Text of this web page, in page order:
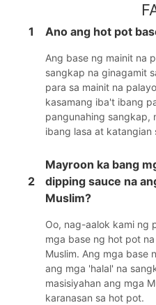
1 Ano ang hot pot
Ang base ng mainit na
sangkap na ginagamit
para sa mainit na
kasamang iba't ibang
pangunahing sangkap,
ibang lasa at katangian
2
Mayroon ka bang
dipping sauce na
Muslim?
Oo, nag-aalok kami ng
mga base ng hot pot
Muslim. Ang mga base
ang mga 'halal' na
masisiyahan ang mga
karanasan sa hot pot.